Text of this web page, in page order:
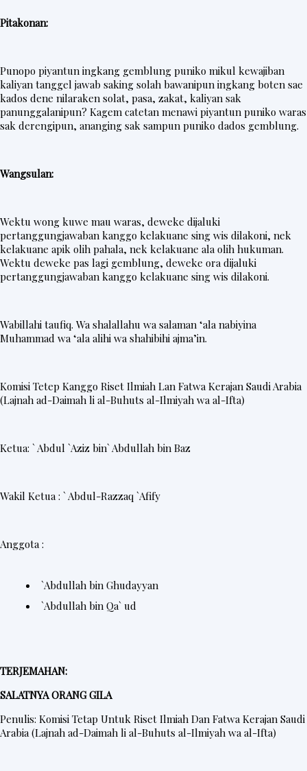
o
s
t
e
d
e
o
Pitakonan:
Punopo piyantun ingkang gemblung puniko mikul kewajiban
kaliyan tanggel jawab saking solah bawanipun ingkang boten sae
kados dene nilaraken solat, pasa, zakat, kaliyan sak
panunggalanipun? Kagem catetan menawi piyantun puniko waras
sak derengipun, ananging sak sampun puniko dados gemblung.
Wangsulan:
Wektu wong kuwe mau waras, deweke dijaluki
pertanggungjawaban kanggo kelakuane sing wis dilakoni, nek
kelakuane apik olih pahala, nek kelakuane ala olih hukuman.
Wektu deweke pas lagi gemblung, deweke ora dijaluki
pertanggungjawaban kanggo kelakuane sing wis dilakoni.
Wabillahi taufiq. Wa shalallahu wa salaman ‘ala nabiyina
Muhammad wa ‘ala alihi wa shahibihi ajma’in.
Komisi Tetep Kanggo Riset Ilmiah Lan Fatwa Kerajan Saudi Arabia
(Lajnah ad-Daimah li al-Buhuts al-Ilmiyah wa al-Ifta)
Ketua: ` Abdul `Aziz bin` Abdullah bin Baz
Wakil Ketua : ` Abdul-Razzaq `Afify
Anggota :
`Abdullah bin Ghudayyan
`Abdullah bin Qa` ud
TERJEMAHAN:
SALATNYA ORANG GILA
Penulis: Komisi Tetap Untuk Riset Ilmiah Dan Fatwa Kerajan Saudi
Arabia (Lajnah ad-Daimah li al-Buhuts al-Ilmiyah wa al-Ifta)